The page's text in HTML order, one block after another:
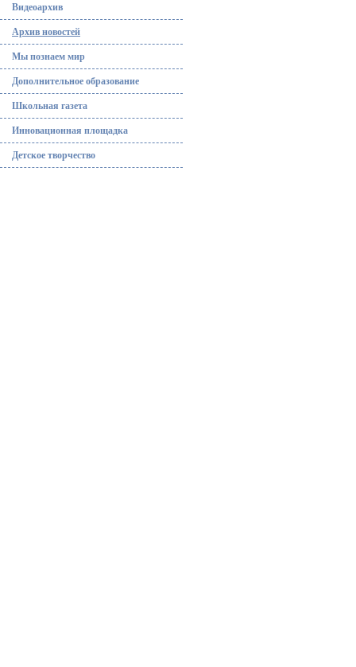
Видеоархив
Архив новостей
Мы познаем мир
Дополнительное образование
Школьная газета
Инновационная площадка
Детское творчество